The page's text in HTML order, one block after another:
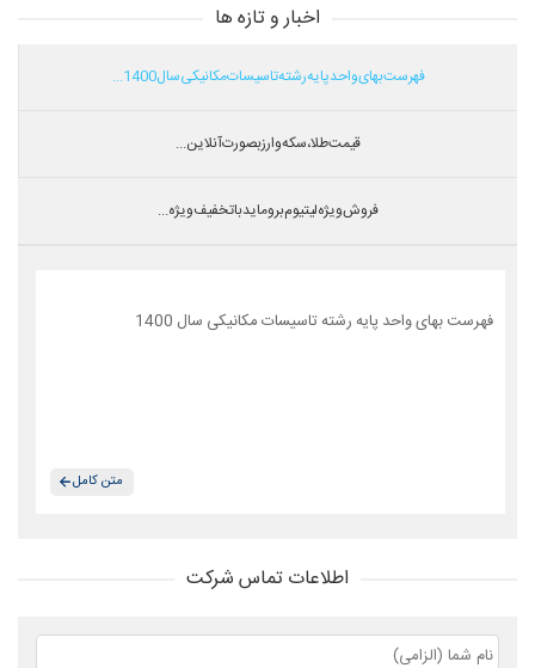
اخبار و تازه ها
فهرست بهای واحد پایه رشته تاسیسات مکانیکی سال 1400...
قیمت طلا،سکه و ارز بصورت آنلاین...
فروش ویژه لیتیوم بروماید با تخفیف ویژه...
فهرست بهای واحد پایه رشته تاسیسات مکانیکی سال 1400
متن کامل
اطلاعات تماس شرکت